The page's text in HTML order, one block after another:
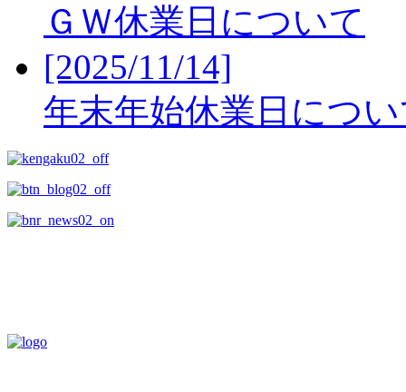
ＧＷ休業日について
[2025/11/14]
年末年始休業日につ